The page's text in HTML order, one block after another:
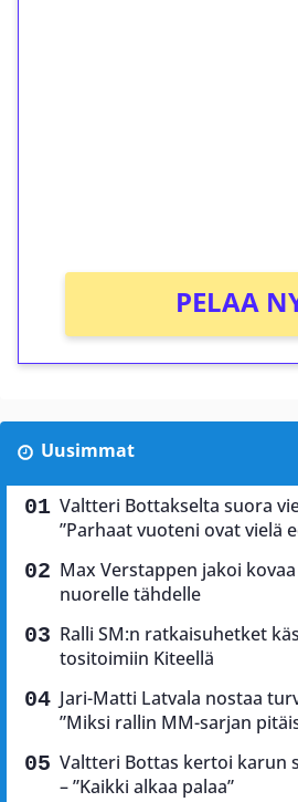
PELAA
Uusimmat
Valtteri Bottakselta suora
”Parhaat vuoteni ovat vielä
Max Verstappen jakoi
nuorelle tähdelle
Ralli SM:n ratkaisuhetket
tositoimiin Kiteellä
Jari-Matti Latvala nostaa
”Miksi rallin MM-sarjan
Valtteri Bottas kertoi karun
– ”Kaikki alkaa palaa”